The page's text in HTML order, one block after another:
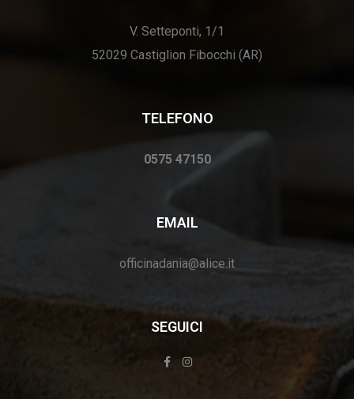
V. Setteponti, 1/1
52029 Castiglion Fibocchi (AR)
TELEFONO
0575 47150
EMAIL
officinadania@alice.it
SEGUICI